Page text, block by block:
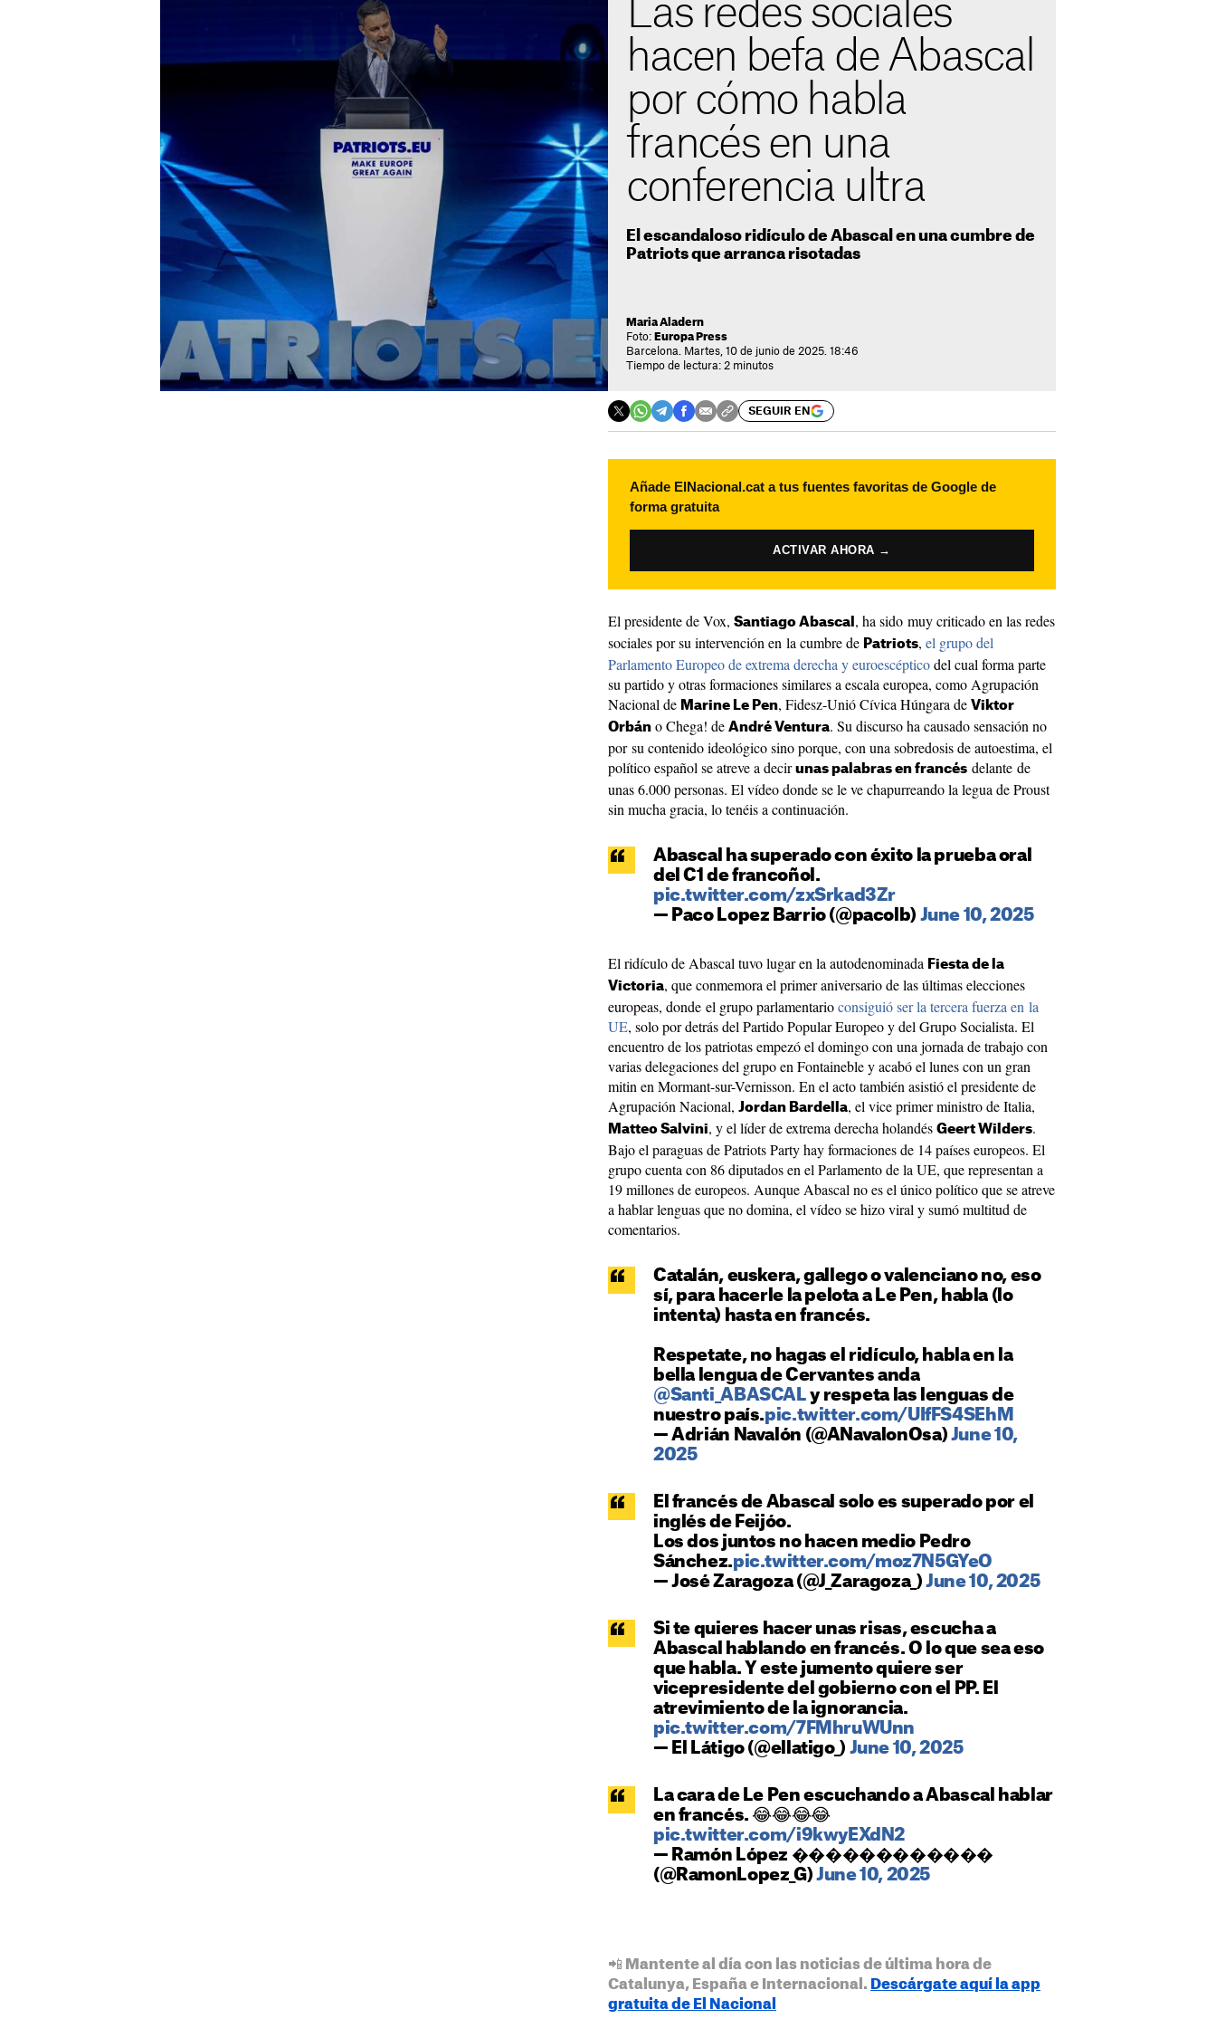
Las redes sociales
hacen befa de Abascal
por cómo habla
francés en una
conferencia ultra
El escandaloso ridículo de Abascal en una cumbre de
Patriots que arranca risotadas
Maria Aladern
Foto: Europa Press
Barcelona. Martes, 10 de junio de 2025. 18:46
Tiempo de lectura: 2 minutos
SEGUIR EN
Añade ElNacional.cat a tus fuentes favoritas de Google de
forma gratuita
ACTIVAR AHORA →
El presidente de Vox, Santiago Abascal , ha sido muy criticado en las redes
sociales por su intervención en la cumbre de Patriots, el grupo del
Parlamento Europeo de extrema derecha y euroescépticodel cual forma parte
su partido y otras formaciones similares a escala europea, como Agrupación
Nacional de Marine Le Pen, Fidesz-Unió Cívica Húngara de Viktor
Orbán o Chega! de André Ventura. Su discurso ha causado sensación no
por su contenido ideológico sino porque, con una sobredosis de autoestima, el
político español se atreve a decir unas palabras en francés delante de
unas 6.000 personas. El vídeo donde se le ve chapurreando la legua de Proust
sin mucha gracia, lo tenéis a continuación.
Abascal ha superado con éxito la prueba oral
del C1 de francoñol.
pic.twitter.com/zxSrkad3Zr
— Paco Lopez Barrio (@pacolb) June 10, 2025
El ridículo de Abascal tuvo lugar en la autodenominada Fiesta de la
Victoria, que conmemora el primer aniversario de las últimas elecciones
europeas, donde el grupo parlamentarioconsiguió ser la tercera fuerza en la
UE, solo por detrás del Partido Popular Europeo y del Grupo Socialista. El
encuentro de los patriotas empezó el domingo con una jornada de trabajo con
varias delegaciones del grupo en Fontaineble y acabó el lunes con un gran
mitin en Mormant-sur-Vernisson. En el acto también asistió el presidente de
Agrupación Nacional, Jordan Bardella, el vice primer ministro de Italia,
Matteo Salvini, y el líder de extrema derecha holandés Geert Wilders.
Bajo el paraguas de Patriots Party hay formaciones de 14 países europeos. El
grupo cuenta con 86 diputados en el Parlamento de la UE, que representan a
19 millones de europeos. Aunque Abascal no es el único político que se atreve
a hablar lenguas que no domina, el vídeo se hizo viral y sumó multitud de
comentarios.
Catalán, euskera, gallego o valenciano no, eso
sí, para hacerle la pelota a Le Pen, habla (lo
intenta) hasta en francés.
Respetate, no hagas el ridículo, habla en la
bella lengua de Cervantes anda
@Santi_ABASCAL y respeta las lenguas de
nuestro país.pic.twitter.com/UIfFS4SEhM
— Adrián Navalón (@ANavalonOsa) June 10,
2025
El francés de Abascal solo es superado por el
inglés de Feijóo.
Los dos juntos no hacen medio Pedro
Sánchez.pic.twitter.com/moz7N5GYeO
— José Zaragoza (@J_Zaragoza_)June 10, 2025
Si te quieres hacer unas risas, escucha a
Abascal hablando en francés. O lo que sea eso
que habla. Y este jumento quiere ser
vicepresidente del gobierno con el PP. El
atrevimiento de la ignorancia.
pic.twitter.com/7FMhruWUnn
— El Látigo (@ellatigo_) June 10, 2025
La cara de Le Pen escuchando a Abascal hablar
en francés. 😂😂😂😂
pic.twitter.com/i9kwyEXdN2
— Ramón López ����️‍��������
(@RamonLopez_G) June 10, 2025
📲 Mantente al día con las noticias de última hora de
Catalunya, España e Internacional. Descárgate aquí la app
gratuita de El Nacional